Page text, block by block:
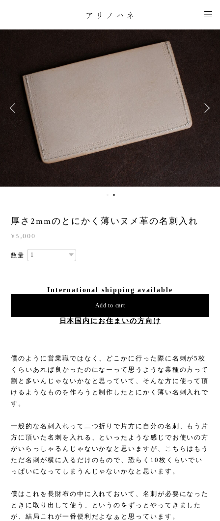
厚さ2mmのとにかく薄いヌメ革の名刺入れ
¥5,000
数量
International shipping available
Add to cart
日本国内にお住まいの方向け
僕のように営業職ではなく、どこかに行った際に名刺が5枚
くらいあれば良かったのになーって思うような業種の方って
割と多いんじゃないかなと思っていて、そんな方に使って頂
けるようなものを作ろうと制作したとにかく薄い名刺入れで
す。
一般的な名刺入れって二つ折りで片方に自分の名刺、もう片
方に頂いた名刺を入れる、といったような感じでお使いの方
がいらっしゃるんじゃないかなと思いますが、こちらはもう
ただ名刺が横に入るだけのもので、恐らく10枚くらいでい
っぱいになってしまうんじゃないかなと思います。
僕はこれを長財布の中に入れておいて、名刺が必要になった
ときに取り出して使う、というのをずっとやってきました
が、結局これが一番便利だよなぁと思っています。